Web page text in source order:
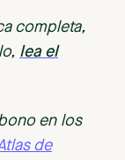
completa,
lea el
en los
de